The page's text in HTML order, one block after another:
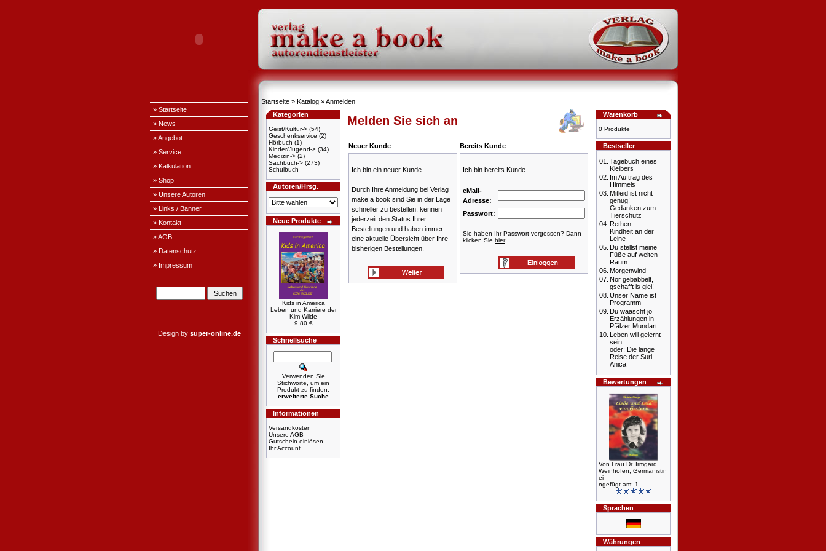
» Startseite
» News
» Angebot
» Service
» Kalkulation
» Shop
» Unsere Autoren
» Links / Banner
» Kontakt
» AGB
» Datenschutz
» Impressum
Design by super-online.de
Startseite » Katalog »Anmelden
Kategorien
Geist/Kultur-> (54)
Geschenkservice (2)
Hörbuch (1)
Kinder/Jugend-> (34)
Medizin-> (2)
Sachbuch-> (273)
Schulbuch
Autoren/Hrsg.
Neue Produkte
Kids in America
Leben und Karriere der
Kim Wilde
9,80 €
Schnellsuche
Verwenden Sie
Stichworte, um ein
Produkt zu finden.
erweiterte Suche
Informationen
Versandkosten
Unsere AGB
Gutschein einlösen
Ihr Account
Melden Sie sich an
Neuer Kunde Bereits Kunde
Ich bin ein neuer Kunde.
Durch Ihre Anmeldung bei Verlag
make a book sind Sie in der Lage
schneller zu bestellen, kennen
jederzeit den Status Ihrer
Bestellungen und haben immer
eine aktuelle Übersicht über Ihre
bisherigen Bestellungen.
Ich bin bereits Kunde.
eMail-
Adresse:
Passwort:
Sie haben Ihr Passwort vergessen? Dann
klicken Sie hier
Warenkorb
0 Produkte
Bestseller
01. Tagebuch eines
Kleibers
02. Im Auftrag des
Himmels
03. Mitleid ist nicht
genug!
Gedanken zum
Tierschutz
04. Rethen
Kindheit an der
Leine
05. Du stellst meine
Füße auf weiten
Raum
06. Morgenwind
07. Nor gebabbelt,
gschafft is glei!
08. Unser Name ist
Programm
09. Du wääscht jo
Erzählungen in
Pfälzer Mundart
10. Leben will gelernt
sein
oder: Die lange
Reise der Suri
Anica
Bewertungen
Von Frau Dr. Irmgard
Weinhofen, Germanistin
ei-
ngefügt am: 1 ..
Sprachen
Währungen